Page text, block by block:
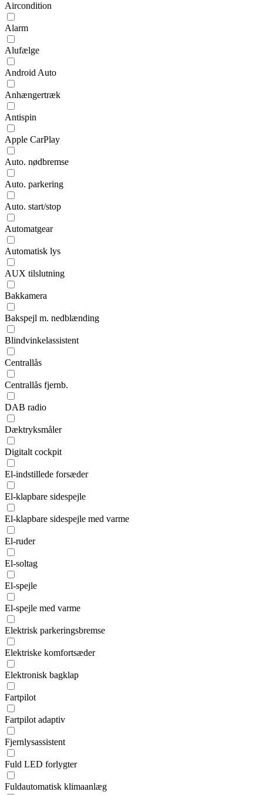
Aircondition
Alarm
Alufælge
Android Auto
Anhængertræk
Antispin
Apple CarPlay
Auto. nødbremse
Auto. parkering
Auto. start/stop
Automatgear
Automatisk lys
AUX tilslutning
Bakkamera
Bakspejl m. nedblænding
Blindvinkelassistent
Centrallås
Centrallås fjernb.
DAB radio
Dæktryksmåler
Digitalt cockpit
El-indstillede forsæder
El-klapbare sidespejle
El-klapbare sidespejle med varme
El-ruder
El-soltag
El-spejle
El-spejle med varme
Elektrisk parkeringsbremse
Elektriske komfortsæder
Elektronisk bagklap
Fartpilot
Fartpilot adaptiv
Fjernlysassistent
Fuld LED forlygter
Fuldautomatisk klimaanlæg